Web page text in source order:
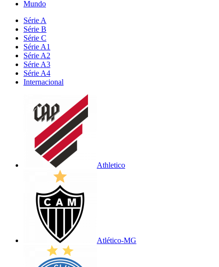
Mundo
Série A
Série B
Série C
Série A1
Série A2
Série A3
Série A4
Internacional
Athletico
Atlético-MG